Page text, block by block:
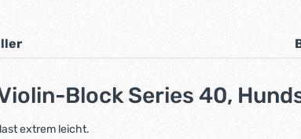
Block Series 40,
extrem leicht.